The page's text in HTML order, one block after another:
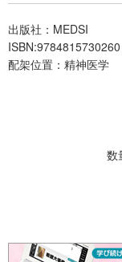
出版社：MEDSI
ISBN:9784815730260
配架位置：精神医学
数